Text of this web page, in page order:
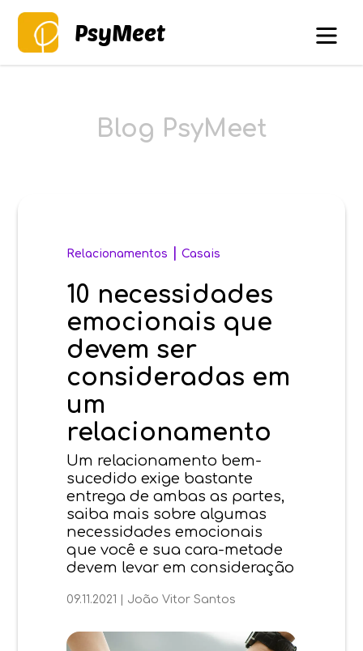
PsyMeet
Blog PsyMeet
Relacionamentos |Casais
10 necessidades
emocionais que
devem ser
consideradas em
um
relacionamento
Um relacionamento bem-
sucedido exige bastante
entrega de ambas as partes,
saiba mais sobre algumas
necessidades emocionais
que você e sua cara-metade
devem levar em consideração
09.11.2021 João Vitor Santos